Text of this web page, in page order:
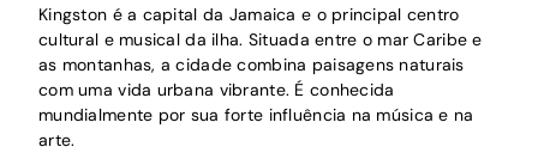
Kingston é a capital da Jamaica e o principal centro
cultural e musical da ilha. Situada entre o mar Caribe e
as montanhas, a cidade combina paisagens naturais
com uma vida urbana vibrante. É conhecida
mundialmente por sua forte influência na música e na
arte.